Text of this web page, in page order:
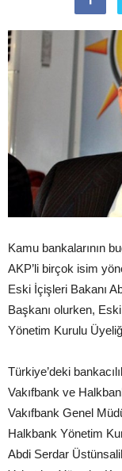
Kamu bankalarının
AKP’li birçok isim
Eski İçişleri Bakanı
Başkanı olurken,
Yönetim Kurulu
Türkiye’deki
Vakıfbank ve
Vakıfbank Genel
Halkbank Yönetim
Abdi Serdar